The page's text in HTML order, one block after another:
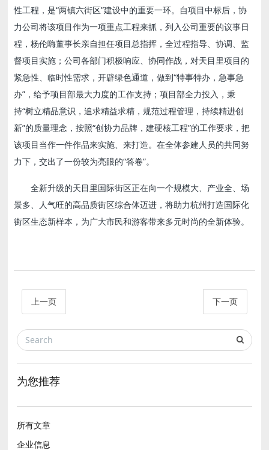
性工程，是“两镇六街区”建设中的重要一环。自项目中标后，协
力公司将该项目作为一项重点工程来抓，列入公司重要的议事日
程，杨伦嗨董事长亲自担任项目总指挥，全过程指导、协调、监
督项目实施；公司各部门积极响应、协同作战，对天目里项目的
紧急性、临时性需求，开辟绿色通道，做到“特事特办，急事急
办”，给予项目部最大力度的工作支持；项目部全力投入，秉
持“树立精品意识，追求精益求精，规范过程管理，持续精进创
新”的质量理念，按照“创协力品牌，建硬核工程”的工作要求，把
该项目当作一件作品来实施、来打造。在全体参建人员的共同努
力下，交出了一份较为亮眼的“答卷”。
全新升级的天目里国际街区正在向一个规模大、产业全、场
景多、人气旺的高品质街区综合体迈进，将助力杭州打造国际化
街区生态新样本，为广大市民和游客带来多元时尚的全新体验。
上一页 下一页
为您推荐
所有文章
企业信息